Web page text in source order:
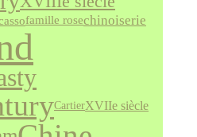
famille rosechinoiserie
CartierXVIIe siècle